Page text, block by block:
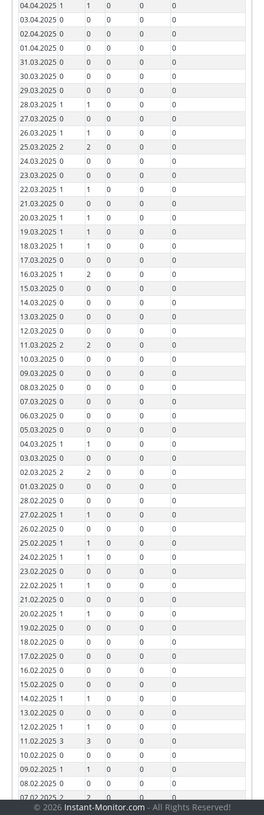
04.04.2025 1 1 0 0
0
03.04.2025 0 0 0 0
0
02.04.2025 0 0 0 0
0
01.04.2025 0 0 0 0
0
31.03.2025 0 0 0 0
0
30.03.2025 0 0 0 0
0
29.03.2025 0 0 0 0
0
28.03.2025 1 1 0 0
0
27.03.2025 0 0 0 0
0
26.03.2025 1 1 0 0
0
25.03.2025 2 2 0 0
0
24.03.2025 0 0 0 0
0
23.03.2025 0 0 0 0
0
22.03.2025 1 1 0 0
0
21.03.2025 0 0 0 0
0
20.03.2025 1 1 0 0
0
19.03.2025 1 1 0 0
0
18.03.2025 1 1 0 0
0
17.03.2025 0 0 0 0
0
16.03.2025 1 2 0 0
0
15.03.2025 0 0 0 0
0
14.03.2025 0 0 0 0
0
13.03.2025 0 0 0 0
0
12.03.2025 0 0 0 0
0
11.03.2025 2 2 0 0
0
10.03.2025 0 0 0 0
0
09.03.2025 0 0 0 0
0
08.03.2025 0 0 0 0
0
07.03.2025 0 0 0 0
0
06.03.2025 0 0 0 0
0
05.03.2025 0 0 0 0
0
04.03.2025 1 1 0 0
0
03.03.2025 0 0 0 0
0
02.03.2025 2 2 0 0
0
01.03.2025 0 0 0 0
0
28.02.2025 0 0 0 0
0
27.02.2025 1 1 0 0
0
26.02.2025 0 0 0 0
0
25.02.2025 1 1 0 0
0
24.02.2025 1 1 0 0
0
23.02.2025 0 0 0 0
0
22.02.2025 1 1 0 0
0
21.02.2025 0 0 0 0
0
20.02.2025 1 1 0 0
0
19.02.2025 0 0 0 0
0
18.02.2025 0 0 0 0
0
17.02.2025 0 0 0 0
0
16.02.2025 0 0 0 0
0
15.02.2025 0 0 0 0
0
14.02.2025 1 1 0 0
0
13.02.2025 0 0 0 0
0
12.02.2025 1 1 0 0
0
11.02.2025 3 3 0 0
0
10.02.2025 0 0 0 0
0
09.02.2025 1 1 0 0
0
08.02.2025 0 0 0 0
0
07.02.2025 2 2 0 0
0
06.02.2025 1 1 0 0 0
© 2026 Instant-Monitor.com - All Rights Reserved!